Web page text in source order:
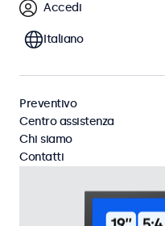
VESA. I monitor hanno un
Filtro (2)
Parete Monitor 19 pollici
Accedi
Italiano
Preventivo
Centro assistenza
Chi siamo
Contatti